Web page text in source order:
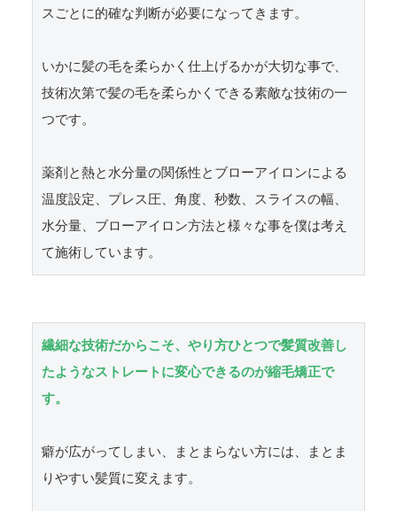
スごとに的確な判断が必要になってきます。
いかに髪の毛を柔らかく仕上げるかが大切な事で、
技術次第で髪の毛を柔らかくできる素敵な技術の一
つです。
薬剤と熱と水分量の関係性とブローアイロンによる
温度設定、プレス圧、角度、秒数、スライスの幅、
水分量、ブローアイロン方法と様々な事を僕は考え
て施術しています。
繊細な技術だからこそ、やり方ひとつで髪質改善し
たようなストレートに変心できるのが縮毛矯正で
す。
癖が広がってしまい、まとまらない方には、まとま
りやすい髪質に変えます。